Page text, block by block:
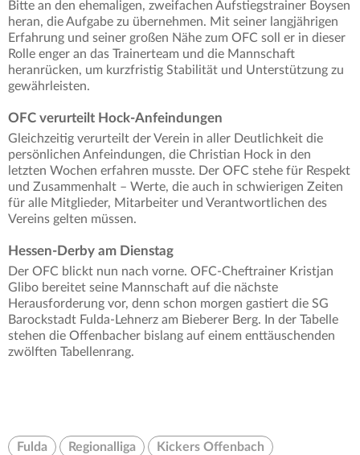
Bitte an den ehemaligen, zweifachen Aufstiegstrainer Boysen
heran, die Aufgabe zu übernehmen. Mit seiner langjährigen
Erfahrung und seiner großen Nähe zum OFC soll er in dieser
Rolle enger an das Trainerteam und die Mannschaft
heranrücken, um kurzfristig Stabilität und Unterstützung zu
gewährleisten.
OFC verurteilt Hock-Anfeindungen
Gleichzeitig verurteilt der Verein in aller Deutlichkeit die
persönlichen Anfeindungen, die Christian Hock in den
letzten Wochen erfahren musste. Der OFC stehe für Respekt
und Zusammenhalt – Werte, die auch in schwierigen Zeiten
für alle Mitglieder, Mitarbeiter und Verantwortlichen des
Vereins gelten müssen.
Hessen-Derby am Dienstag
Der OFC blickt nun nach vorne. OFC-Cheftrainer Kristjan
Glibo bereitet seine Mannschaft auf die nächste
Herausforderung vor, denn schon morgen gastiert die SG
Barockstadt Fulda-Lehnerz am Bieberer Berg. In der Tabelle
stehen die Offenbacher bislang auf einem enttäuschenden
zwölften Tabellenrang.
Fulda Regionalliga Kickers Offenbach